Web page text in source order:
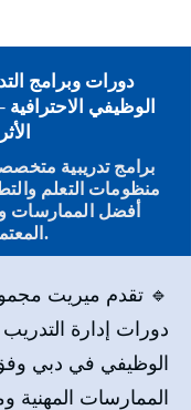
دورات وبرامج
الوظيفي الاحترافية
الأثر
برامج تدريبية
منظومات التعلم
أفضل الممارسات
المعتمدة.
🔹 تقدم ميريت
دورات إدارة التدريب
الوظيفي في دبي
الممارسات المهنية